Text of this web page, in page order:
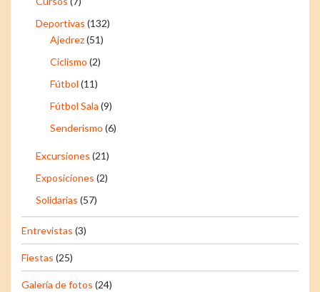
Deportivas (132)
Ajedrez(51)
Ciclismo (2)
Fútbol (11)
Fútbol Sala (9)
Senderismo (6)
Excursiones (21)
Exposiciones (2)
Solidarias (57)
Entrevistas (3)
Fiestas (25)
Galería de fotos (24)